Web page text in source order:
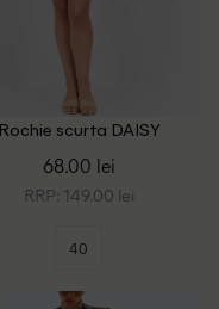
Rochie scurta DAISY
68.00 lei
RRP: 149.00 lei
40